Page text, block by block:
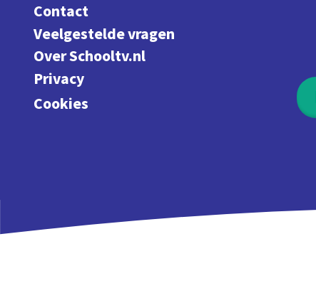
Contact
Veelgestelde vragen
Over Schooltv.nl
Privacy
Cookies